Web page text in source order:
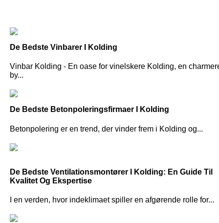
De Bedste Vinbarer I Kolding
Vinbar Kolding - En oase for vinelskere Kolding, en
by...
De Bedste Betonpoleringsfirmaer I Kolding
Betonpolering er en trend, der vinder frem i Kolding og...
De Bedste Ventilationsmontører I Kolding: En Guide Til
Kvalitet Og Ekspertise
I en verden, hvor indeklimaet spiller en afgørende rolle for...